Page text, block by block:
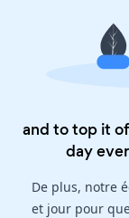
and to top it
day
De plus, notre
et jour pour